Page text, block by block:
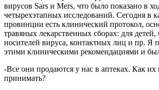
вирусов Sars и Mers, что было показано в
четырехэтапных исследований. Сегодня в
провинции есть клинический протокол,
травяных лекарственных сборах: для
носителей вируса, контактных лиц и пр. Я
этими клиническими рекомендациями и
-Все они продаются у нас в аптеках. Как
принимать?